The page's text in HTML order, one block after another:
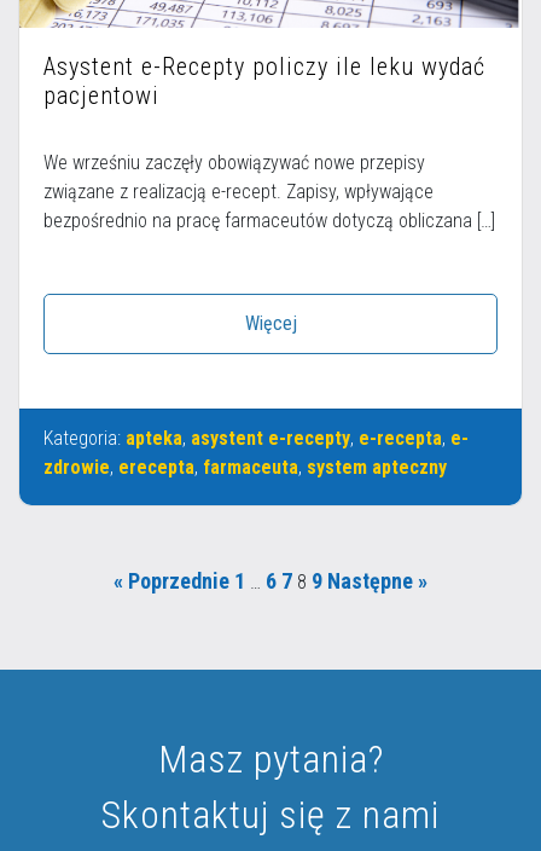
Asystent e-Recepty policzy ile leku wydać
pacjentowi
We wrześniu zaczęły obowiązywać nowe przepisy
związane z realizacją e-recept. Zapisy, wpływające
bezpośrednio na pracę farmaceutów dotyczą obliczana […]
Więcej
Kategoria: apteka, asystent e-recepty, e-recepta, e-
zdrowie, erecepta, farmaceuta, system apteczny
« Poprzednie 1 … 6 7 8 9 Następne »
Masz pytania?
Skontaktuj się z nami